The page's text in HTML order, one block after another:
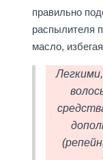
правильно
распылителя
масло,